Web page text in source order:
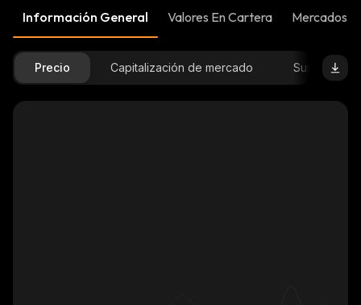
Información General Valores En Cartera Mercados
Precio Capitalización de mercado Suministro